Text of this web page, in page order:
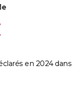
en 2024 dans